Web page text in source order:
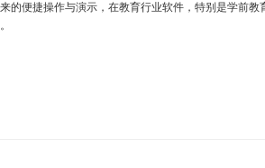
的便捷操作与演示，在教育行业软件，特别是学前教